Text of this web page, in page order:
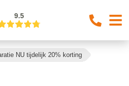
9.5
NU tijdelijk 20% korting